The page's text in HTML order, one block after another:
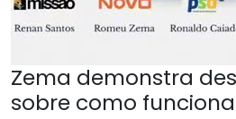
Zema demonstra
sobre como